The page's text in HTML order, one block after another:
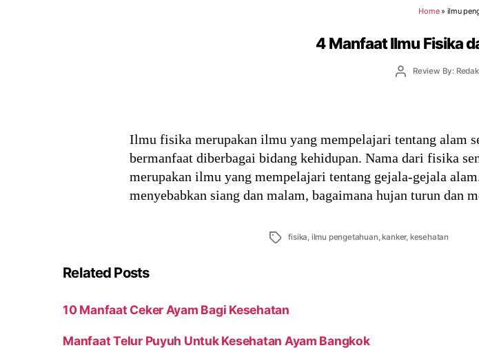
Home» ilmu
4 Manfaat Ilmu Fisika
PostReview By:
Ilmu fisika merupakan ilmu yang mempelajari tentang alam
bermanfaat diberbagai bidang kehidupan. Nama dari fisika
merupakan ilmu yang mempelajari tentang gejala-gejala
menyebabkan siang dan malam, bagaimana hujan turun dan
Tags fisika, ilmu pengetahuan, kanker, kesehatan
Related Posts
10 Manfaat Ceker Ayam Bagi Kesehatan
Manfaat Telur Puyuh Untuk Kesehatan Ayam Bangkok